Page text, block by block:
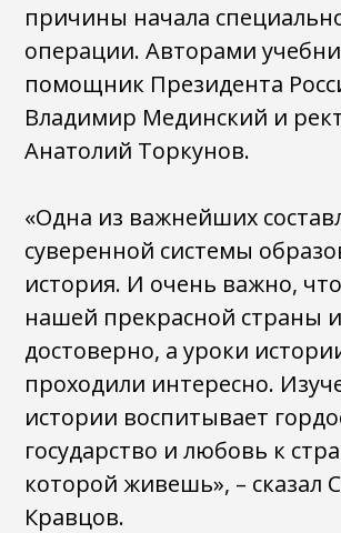
причины начала
операции. Авторами
помощник Президента
Владимир Мединский и
Анатолий Торкунов.
«Одна из важнейших
суверенной системы
история. И очень важно,
нашей прекрасной страны
достоверно, а уроки
проходили интересно.
истории воспитывает
государство и любовь к
которой живешь», – сказал
Кравцов.